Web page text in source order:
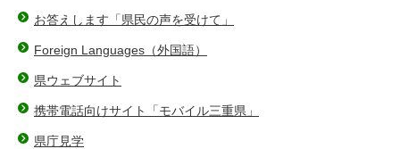
お答えします「県民の声を受けて」
Foreign Languages（外国語）
県ウェブサイト
携帯電話向けサイト「モバイル三重県」
県庁見学